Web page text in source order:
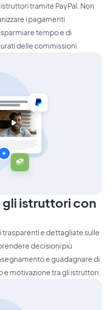
tramite PayPal. Non
i pagamenti
tempo e di
delle commissioni.
gli istruttori con
e dettagliate sulle
decisioni più
e guadagnare di
e motivazione tra gli istruttori.